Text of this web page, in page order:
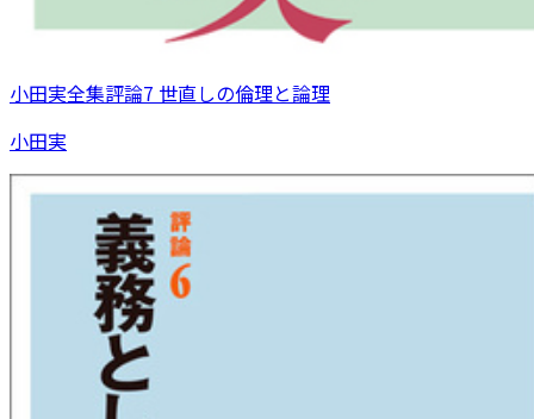
小田実全集評論7 世直しの倫理と論理
小田実